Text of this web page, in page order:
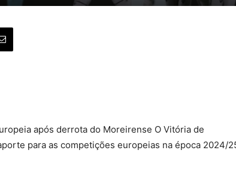
após derrota do Moreirense O Vitória de
para as competições europeias na época 2024/